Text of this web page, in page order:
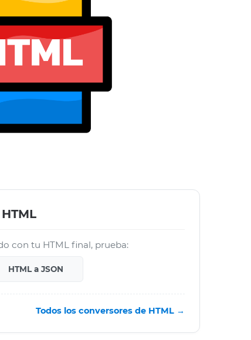
con tu HTML final, prueba:
HTML a JSON
Todos los conversores de HTML →